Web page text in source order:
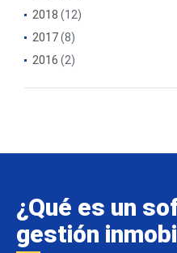
2018 (12)
2017(8)
2016 (2)
¿Qué es un
gestión